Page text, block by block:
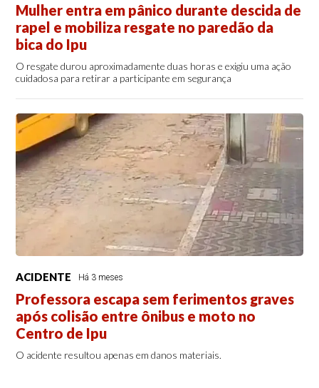
Mulher entra em pânico durante descida de
rapel e mobiliza resgate no paredão da
bica do Ipu
O resgate durou aproximadamente duas horas e exigiu uma ação
cuidadosa para retirar a participante em segurança
ACIDENTE Há 3 meses
Professora escapa sem ferimentos graves
após colisão entre ônibus e moto no
Centro de Ipu
O acidente resultou apenas em danos materiais.